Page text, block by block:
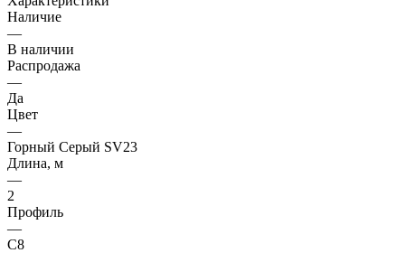
Наличие
—
В наличии
Распродажа
—
Да
Цвет
—
Горный Серый SV23
Длина, м
—
2
Профиль
—
С8